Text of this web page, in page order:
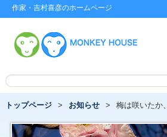
作家・吉村喜彦のホームページ
トップページ お知らせ 梅は咲いたか